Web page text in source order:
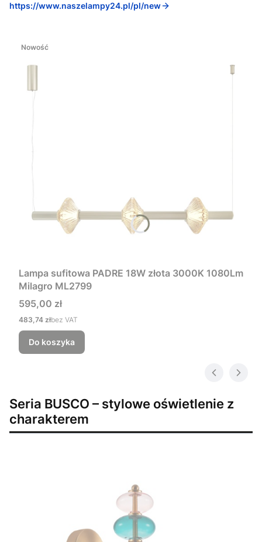
https://www.naszelampy24.pl/pl/new
Nowość
Lampa sufitowa PADRE 18W złota 3000K 1080Lm
Milagro ML2799
Cena
595,00 zł
Cena
483,74 złbez VAT
Do koszyka
Seria BUSCO – stylowe oświetlenie z
charakterem